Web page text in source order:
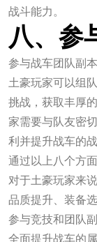
战斗能力。
八、参
参与战车团队副
土豪玩家可以组
挑战，获取丰厚
家需要与队友密
利并提升战车的战
通过以上八个方
对于土豪玩家来
品质提升、装备
参与竞技和团队
全面提升战车的